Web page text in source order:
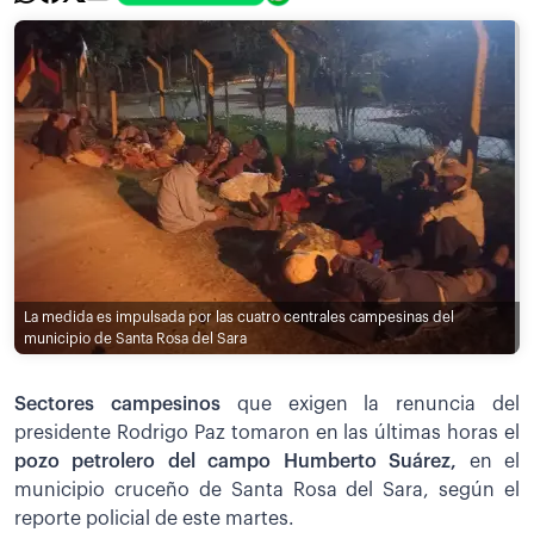
La medida es impulsada por las cuatro centrales campesinas del
municipio de Santa Rosa del Sara
Sectores campesinosque exigen la renuncia del
presidente Rodrigo Paz tomaron en las últimas horas el
pozo petrolero del campo Humberto Suárez, en el
municipio cruceño de Santa Rosa del Sara, según el
reporte policial de este martes.